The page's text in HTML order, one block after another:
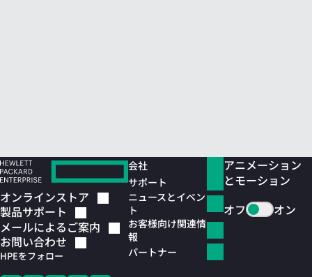
オンラインストア
製品サポート
メールによるご案内
お問い合わせ
HPEをフォロー
会社
サポート
ニュースとイベン
ト
お客様向け関連情
報
パートナー
アニメーション
とモーション
オフ
オン